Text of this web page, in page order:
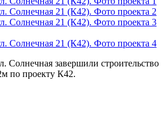
Солнечная завершили строительство
по проекту К42.